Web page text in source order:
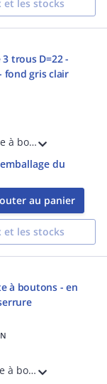
les stocks
trous D=22 -
fond gris clair
Harmony XALD - boîte à boutons vide pour XB5 D= 22 mm - 3 trous - Boîtier gris clair RAL 7035 - Couvercle gris foncé RAL 7016 - IP66676969K IK03 - NEMA 134X - normes CSA C22.2 EN/IEC 60947 JIS C 4520 UL 508
du
au panier
les stocks
à boutons - en
Harmony XAPS - boîte à boutons - en saillie - inviolable - à serrure - IP54 - montage en saillie - 3 positions - 1 bouton-tournant à clé, ressort de rappel au centre 1F - flèche montante - O - flèche descendante marquage